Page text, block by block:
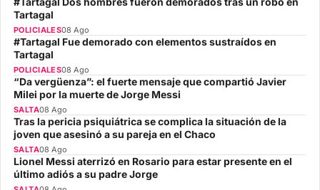
Tartagal
POLICIALES08 Ago
#Tartagal Fue demorado con elementos sustraídos en
Tartagal
POLICIALES08 Ago
“Da vergüenza”: el fuerte mensaje que compartió Javier
Milei por la muerte de Jorge Messi
SALTA08 Ago
Tras la pericia psiquiátrica se complica la situación de la
joven que asesinó a su pareja en el Chaco
SALTA08 Ago
Lionel Messi aterrizó en Rosario para estar presente en el
último adiós a su padre Jorge